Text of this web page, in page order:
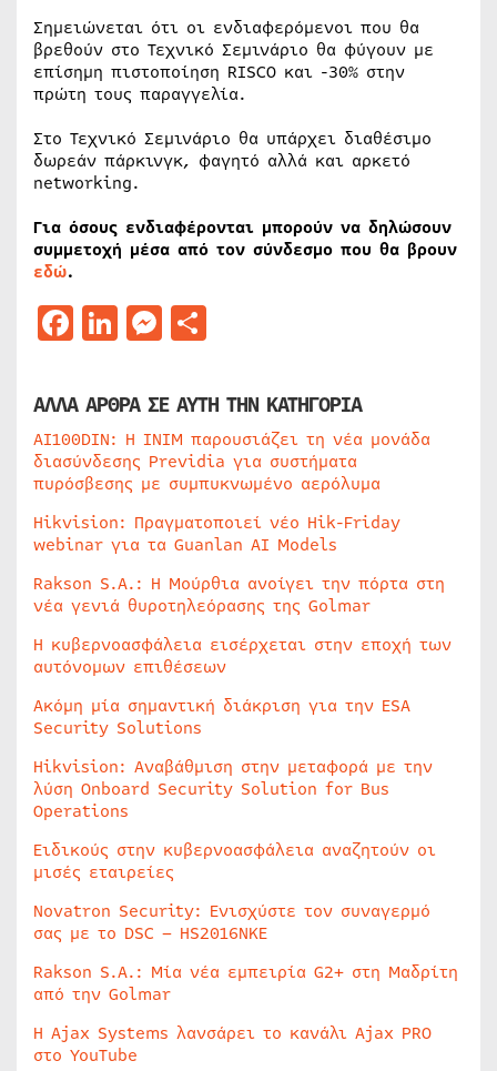
Σημειώνεται ότι οι ενδιαφερόμενοι που θα
βρεθούν στο Τεχνικό Σεμινάριο θα φύγουν με
επίσημη πιστοποίηση RISCO και -30% στην
πρώτη τους παραγγελία.
Στο Τεχνικό Σεμινάριο θα υπάρχει διαθέσιμο
δωρεάν πάρκινγκ, φαγητό αλλά και αρκετό
networking.
Για όσους ενδιαφέρονται μπορούν να δηλώσουν
συμμετοχή μέσα από τον σύνδεσμο που θα βρουν
εδώ.
Facebook
LinkedIn
Messenger
ΑΛΛΑ ΑΡΘΡΑ ΣΕ ΑΥΤΗ ΤΗΝ ΚΑΤΗΓΟΡΙΑ
AI100DIN: Η INIM παρουσιάζει τη νέα μονάδα
διασύνδεσης Previdia για συστήματα
πυρόσβεσης με συμπυκνωμένο αερόλυμα
Hikvision: Πραγματοποιεί νέο Hik-Friday
webinar για τα Guanlan AI Models
Rakson S.A.: Η Μούρθια ανοίγει την πόρτα στη
νέα γενιά θυροτηλεόρασης της Golmar
Η κυβερνοασφάλεια εισέρχεται στην εποχή των
αυτόνομων επιθέσεων
Ακόμη μία σημαντική διάκριση για την ESA
Security Solutions
Hikvision: Αναβάθμιση στην μεταφορά με την
λύση Onboard Security Solution for Bus
Operations
Ειδικούς στην κυβερνοασφάλεια αναζητούν οι
μισές εταιρείες
Novatron Security: Ενισχύστε τον συναγερμό
σας με το DSC – HS2016NKE
Rakson S.A.: Μία νέα εμπειρία G2+ στη Μαδρίτη
από την Golmar
Η Ajax Systems λανσάρει το κανάλι Ajax PRO
στο YouTube